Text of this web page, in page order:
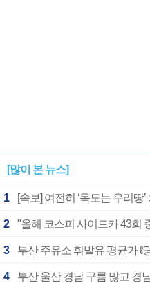
[많이 본 뉴스]
1
2 "올해 코스피 사이드카 43회
3 부산 주유소 휘발유 평균가 ℓ
4